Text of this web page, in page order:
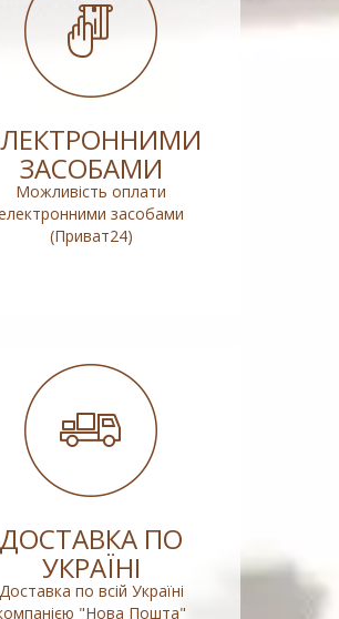
ЗАСОБАМИ
Можливість оплати
засобами
(Приват24)
ДОСТАВКА ПО
УКРАЇНІ
Доставка по всій Україні
"Нова Пошта"